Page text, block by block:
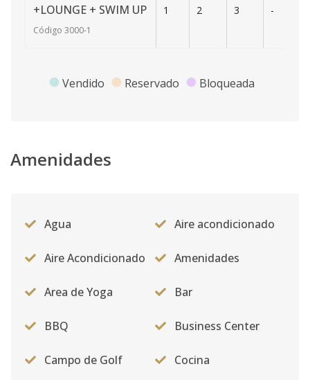
+LOUNGE + SWIM UP
Código 3000-1
1 2 3 -
Vendido Reservado Bloqueada
Amenidades
Agua Aire acondicionado
Aire Acondicionado Amenidades
Area de Yoga Bar
BBQ Business Center
Campo de Golf Cocina